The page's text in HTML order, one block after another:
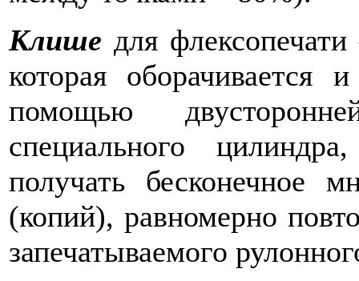
Клише для
которая оборачивается
помощью
специального
получать бесконечное
(копий), равномерно
запечатываемого